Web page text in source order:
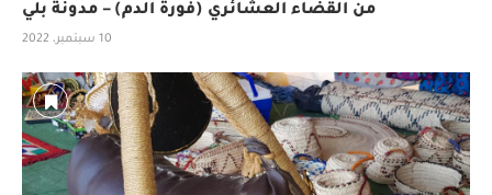
من القضاء العشائري (فورة الدم) – مدونة بلي
10 سبتمبر، 2022